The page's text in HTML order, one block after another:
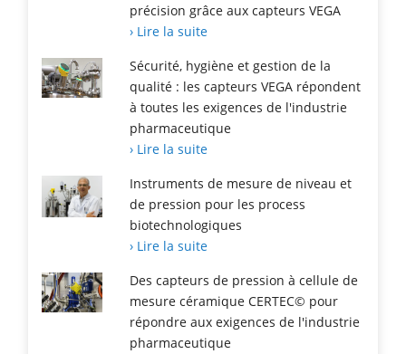
précision grâce aux capteurs VEGA
› Lire la suite
Sécurité, hygiène et gestion de la
qualité : les capteurs VEGA répondent
à toutes les exigences de l'industrie
pharmaceutique
› Lire la suite
Instruments de mesure de niveau et
de pression pour les process
biotechnologiques
› Lire la suite
Des capteurs de pression à cellule de
mesure céramique CERTEC© pour
répondre aux exigences de l'industrie
pharmaceutique